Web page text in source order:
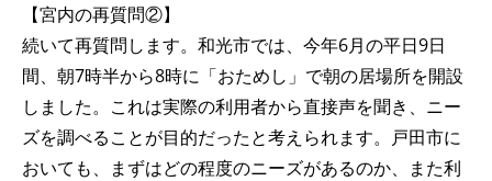
【宮内の再質問②】
続いて再質問します。和光市では、今年6月の平日9日
間、朝7時半から8時に「おためし」で朝の居場所を開設
しました。これは実際の利用者から直接声を聞き、ニー
ズを調べることが目的だったと考えられます。戸田市に
おいても、まずはどの程度のニーズがあるのか、また利